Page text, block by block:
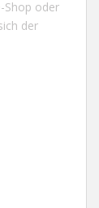
Shop oder
der